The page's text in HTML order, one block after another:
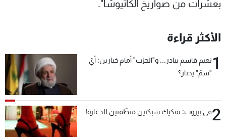
بعشرات من صواريخ الكاتيوشا".
الأكثر قراءة
1نعيم قاسم يبادر... و"الحزب" أمام خيارين: أيّ
"سمّ" يختار؟
2في بيروت: تفكيك شبكتين منظّمتين للدعارة!